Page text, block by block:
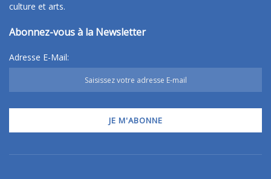
culture et arts.
Abonnez-vous à la Newsletter
Adresse E-Mail: